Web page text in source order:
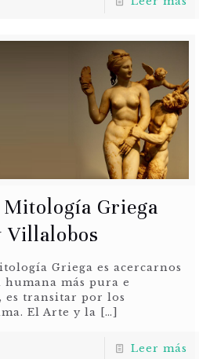
Mitología Griega
Villalobos
Griega es acercarnos
más pura e
es transitar por los
El Arte y la […]
Leer más